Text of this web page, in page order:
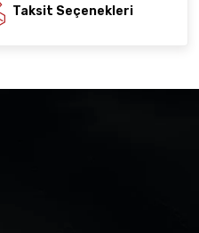
Taksit Seçenekleri